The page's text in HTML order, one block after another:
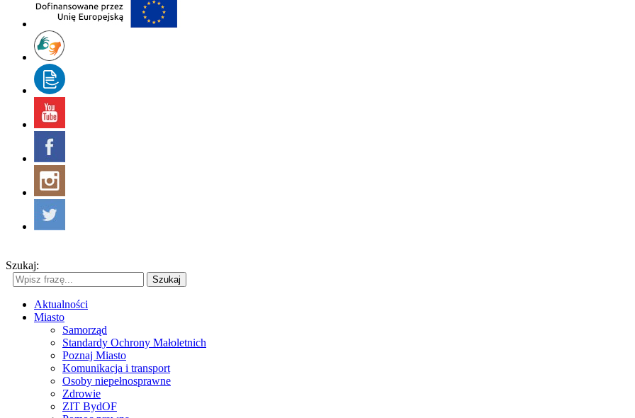
Szukaj:
Szukaj
Aktualności
Miasto
Samorząd
Standardy Ochrony Małoletnich
Poznaj Miasto
Komunikacja i transport
Osoby niepełnosprawne
Zdrowie
ZIT BydOF